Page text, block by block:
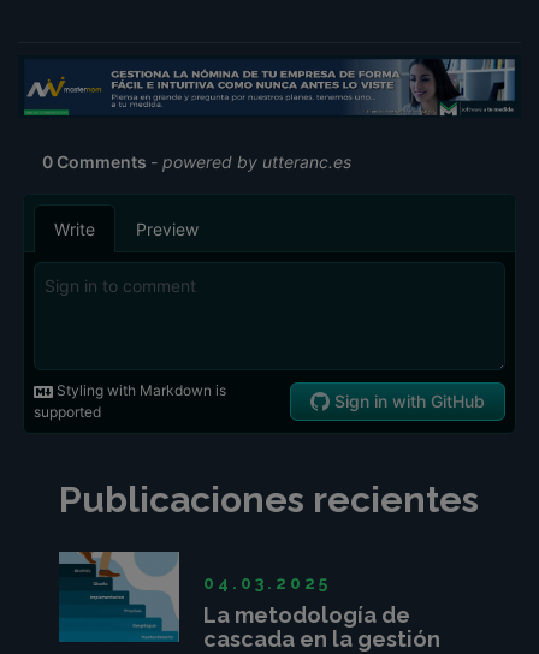
Publicaciones recientes
La metodología de
cascada en la gestión
04.03.2025